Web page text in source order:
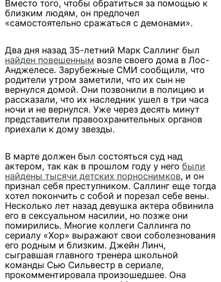
Вместо того, чтобы обратиться за помощью к
близким людям, он предпочел
«самостоятельно сражаться с демонами».
Два дня назад 35-летний Марк Саллинг был
найден повешенным возле своего дома в Лос-
Анджелесе. Зарубежные СМИ сообщили, что
родители утром заметили, что их сын не
вернулся домой. Они позвонили в полицию и
рассказали, что их наследник ушел в три часа
ночи и не вернулся. Уже через десять минут
представители правоохранительных органов
приехали к дому звезды.
В марте должен был состояться суд над
актером, так как в прошлом году у него были
найдены тысячи детских порноснимков, и он
признал себя преступником. Саллинг еще тогда
хотел покончить с собой и порезал себе вены.
Несколько лет назад девушка актера обвинила
его в сексуальном насилии, но позже они
помирились. Многие коллеги Саллинга по
сериалу «Хор» выражают свои соболезнования
его родным и близким. Джейн Линч,
сыгравшая главного тренера школьной
команды Сью Сильвестр в сериале,
прокомментировала произошедшее. Она